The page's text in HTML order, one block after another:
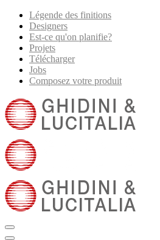
Légende des finitions
Designers
Est-ce qu'on planifie?
Projets
Télécharger
Jobs
Composez votre produit